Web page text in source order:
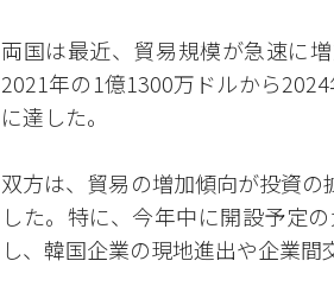
両国は最近、貿易規模が急速に
2021年の1億1300万ドルから
に達した。
双方は、貿易の増加傾向が投資
した。特に、今年中に開設予定
し、韓国企業の現地進出や企業間